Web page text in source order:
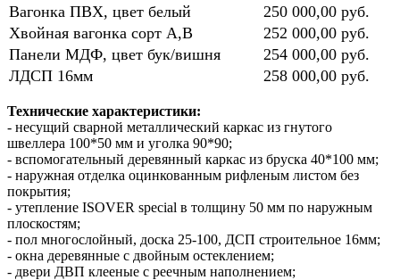
Вагонка ПВХ, цвет белый
250 000,00 руб.
Хвойная вагонка сорт А,В
252 000,00 руб.
Панели МДФ, цвет бук/вишня
254 000,00 руб.
ЛДСП 16мм
258 000,00 руб.
Технические характеристики:
- несущий сварной металлический каркас из гнутого
швеллера 100*50 мм и уголка 90*90;
- вспомогательный деревянный каркас из бруска 40*100 мм;
- наружная отделка оцинкованным рифленым листом без
покрытия;
- утепление ISOVER special в толщину 50 мм по наружным
плоскостям;
- пол многослойный, доска 25-100, ДСП строительное 16мм;
- окна деревянные с двойным остеклением;
- двери ДВП клееные с реечным наполнением;